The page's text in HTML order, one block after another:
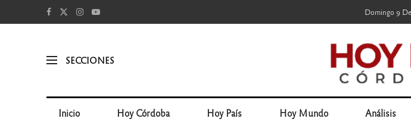
Domingo 9
SECCIONES
Inicio Hoy Córdoba Hoy País Hoy Mundo Análisis